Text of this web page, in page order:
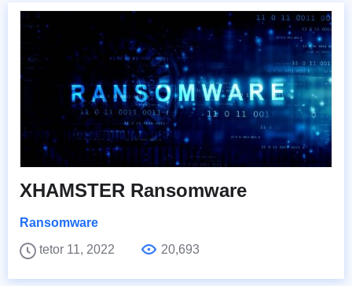
XHAMSTER Ransomware
Ransomware
tetor 11, 2022
20,693